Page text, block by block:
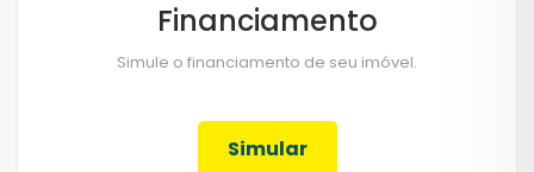
Financiamento
Simule o financiamento de seu imóvel.
Simular